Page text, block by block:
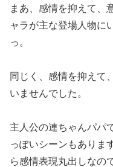
まあ、感情を抑えて、
ャラが主な登場人物に
っ。
同じく、感情を抑えて
いませんでした。
主人公の連ちゃんパパ
っぽいシーンもありま
ら感情表現丸出しなの